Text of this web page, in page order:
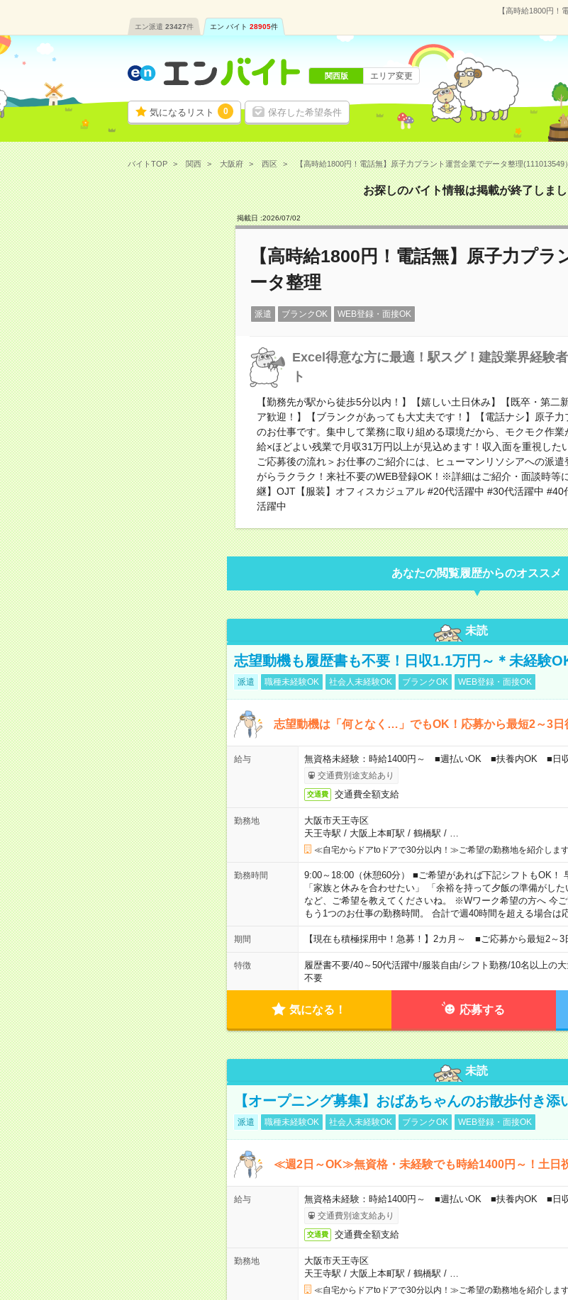
【高時給1800円！
エン派遣 23427件 エン バイト 28905件
気になるリスト 0 保存した希望条件
関西版 エリア変更
バイトTOP 関西 大阪府 西区 【高時給1800円！電話無】原子力プラント運営企業でデータ整理(111013549
お探しのバイト情報は掲載が終了しま
掲載日 :2026/07/02
【高時給1800円！電話無】原子力プラ
ータ整理
派遣 ブランクOK WEB登録・面接OK
Excel得意な方に最適！駅スグ！建設業界経験
ト
【勤務先が駅から徒歩5分以内！】【嬉しい土日休み】【既卒・第二
ア歓迎！】【ブランクがあっても大丈夫です！】【電話ナシ】原子
のお仕事です。集中して業務に取り組める環境だから、モクモク作
給×ほどよい残業で月収31万円以上が見込めます！収入面を重視した
ご応募後の流れ＞お仕事のご紹介には、ヒューマンリソシアへの派
がらラクラク！来社不要のWEB登録OK！※詳細はご紹介・面談時等
継】OJT【服装】オフィスカジュアル #20代活躍中 #30代活躍中
活躍中
あなたの閲覧履歴からのオススメ
未読
志望動機も履歴書も不要！日収1.1万円～＊未経験
派遣 職種未経験OK 社会人未経験OK ブランクOK WEB登録・面接OK
志望動機は「何となく…」でもOK！応募から最短2～3日
給与 無資格未経験：時給1400円～ ■週払いOK ■扶養内OK ■日
交通費別途支給あり
交通費 交通費全額支給
勤務地
大阪市天王寺区
天王寺駅 / 大阪上本町駅 / 鶴橋駅 /
≪自宅からドアtoドアで30分以内！≫ご希望の勤務地を紹介します
勤務時間
9:00～18:00（休憩60分） ■ご希望があれば下記シフトもOK！
「家族と休みを合わせたい」 「余裕を持って夕飯の準備がし
など、ご希望を教えてくださいね。 ※Wワーク希望の方へ 今ご
もう1つのお仕事の勤務時間。 合計で週40時間を超える場合は
期間 【現在も積極採用中！急募！】2カ月～ ■ご応募から最短2～3
特徴 履歴書不要/40～50代活躍中/服装自由/シフト勤務/10名以上の
不要
気になる！ 応募する
未読
【オープニング募集】おばあちゃんのお散歩付き添
派遣 職種未経験OK 社会人未経験OK ブランクOK WEB登録・面接OK
≪週2日～OK≫無資格・未経験でも時給1400円～！土日
給与 無資格未経験：時給1400円～ ■週払いOK ■扶養内OK ■日
交通費別途支給あり
交通費 交通費全額支給
勤務地
大阪市天王寺区
天王寺駅 / 大阪上本町駅 / 鶴橋駅 /
≪自宅からドアtoドアで30分以内！≫ご希望の勤務地を紹介します